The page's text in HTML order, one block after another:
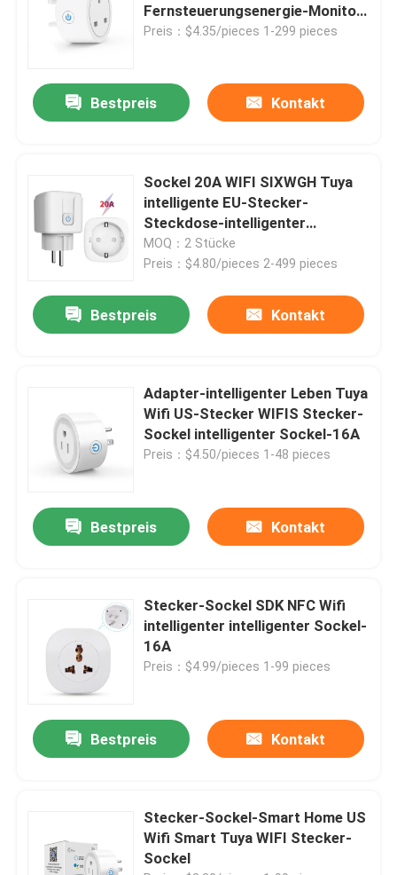
Fernsteuerungsenergie-Monitor-
Timer-Fernsteuerungssockel
Preis：$4.35/pieces 1-299 pieces
Bestpreis Kontakt
Sockel 20A WIFI SIXWGH Tuya
intelligente EU-Stecker-
Steckdose-intelligenter
Stecker-Sockel
MOQ：2 Stücke
Preis：$4.80/pieces 2-499 pieces
Bestpreis Kontakt
Adapter-intelligenter Leben Tuya
Wifi US-Stecker WIFIS Stecker-
Sockel intelligenter Sockel-16A
Preis：$4.50/pieces 1-48 pieces
Bestpreis Kontakt
Stecker-Sockel SDK NFC Wifi
intelligenter intelligenter Sockel-
16A
Preis：$4.99/pieces 1-99 pieces
Bestpreis Kontakt
Stecker-Sockel-Smart Home US
Wifi Smart Tuya WIFI Stecker-
Sockel